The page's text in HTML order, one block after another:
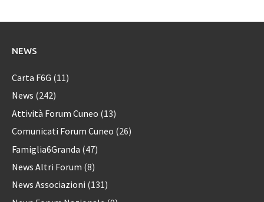
NEWS
Carta F6G (11)
News (242)
Attività Forum Cuneo (13)
Comunicati Forum Cuneo (26)
Famiglia6Granda (47)
News Altri Forum (8)
News Associazioni (131)